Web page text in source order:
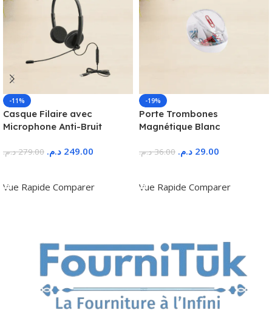
-11%
Casque Filaire avec
Microphone Anti-Bruit
279.00 د.م. 249.00 د.م.
Vue Rapide Comparer
-19%
Porte Trombones
Magnétique Blanc
36.00 د.م. 29.00 د.م.
Vue Rapide Comparer